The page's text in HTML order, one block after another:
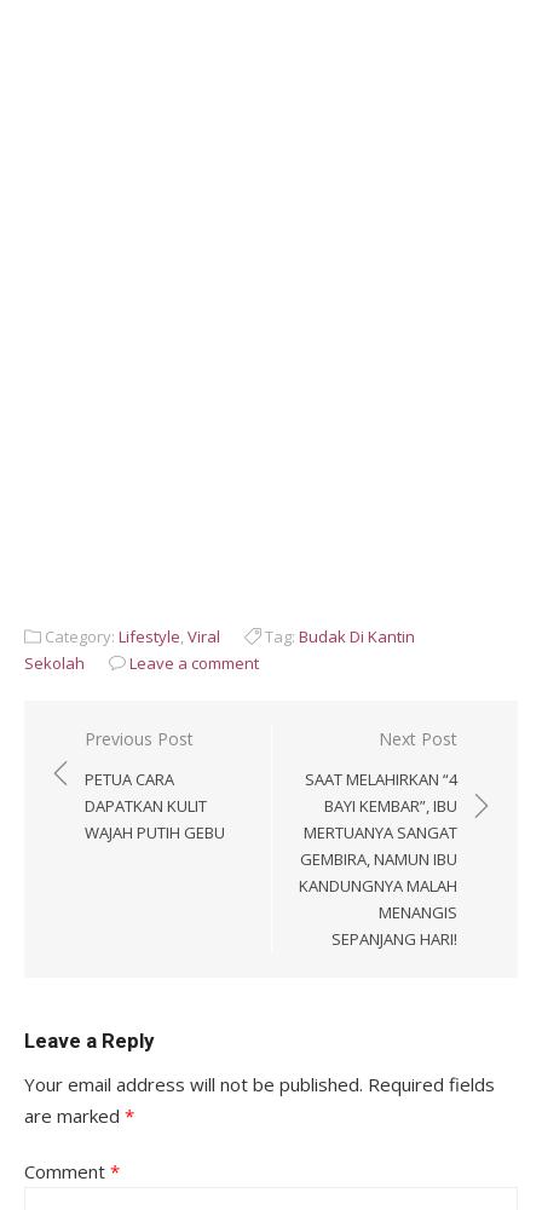
Category: Lifestyle,Viral Tag: Budak Di Kantin
Sekolah
Leave a comment
Post
navigation
Previous Post
PETUA CARA
DAPATKAN KULIT
WAJAH PUTIH GEBU
Next Post
SAAT MELAHIRKAN “4
BAYI KEMBAR”, IBU
MERTUANYA SANGAT
GEMBIRA, NAMUN IBU
KANDUNGNYA MALAH
MENANGIS
SEPANJANG HARI!
Leave a Reply
Your email address will not be published. Required fields
are marked *
Comment *